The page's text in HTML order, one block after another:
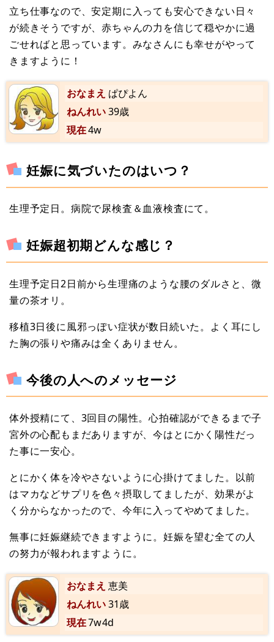
立ち仕事なので、安定期に入っても安心できない日々
が続きそうですが、赤ちゃんの力を信じて穏やかに過
ごせればと思っています。みなさんにも幸せがやって
きますように！
おなまえ ぱぴよん
ねんれい39歳
現在4w
妊娠に気づいたのはいつ？
生理予定日。病院で尿検査＆血液検査にて。
妊娠超初期どんな感じ？
生理予定日2日前から生理痛のような腰のダルさと、微
量の茶オリ。
移植3日後に風邪っぽい症状が数日続いた。よく耳にし
た胸の張りや痛みは全くありません。
今後の人へのメッセージ
体外授精にて、3回目の陽性。心拍確認ができるまで子
宮外の心配もまだありますが、今はとにかく陽性だっ
た事に一安心。
とにかく体を冷やさないように心掛けてました。以前
はマカなどサプリを色々摂取してましたが、効果がよ
く分からなかったので、今年に入ってやめてました。
無事に妊娠継続できますように。妊娠を望む全ての人
の努力が報われますように。
おなまえ 恵美
ねんれい31歳
現在7w4d